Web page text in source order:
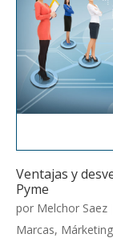
Ventajas y
Pyme
por Melchor Saez
Marcas, Márketing